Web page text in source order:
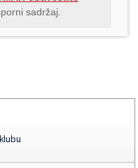
sadržaj.